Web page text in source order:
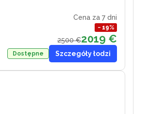
Cena za 7 dni
− 19%
2500 €2019 €
Dostępne Szczegóły łodzi